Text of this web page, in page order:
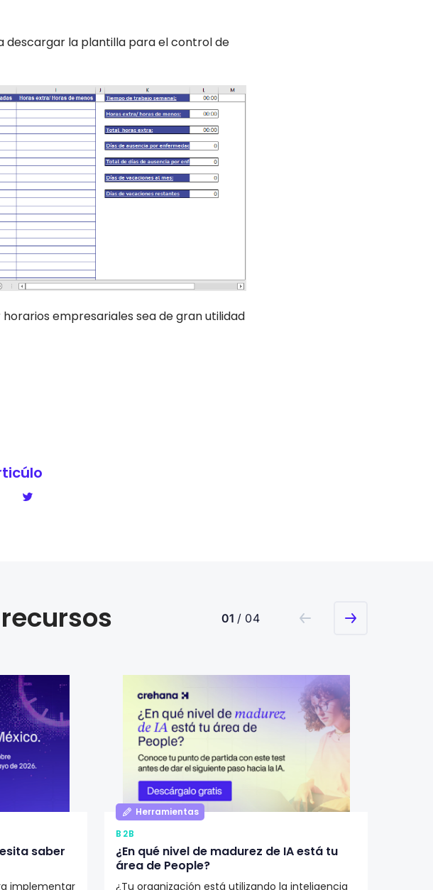
descargar la plantilla para el control de
empresariales sea de gran utilidad
01 / 04
saber
implementar
Herramientas
B2B
¿En qué nivel de madurez de IA está tu
área de People?
¿Tu organización está utilizando la inteligencia